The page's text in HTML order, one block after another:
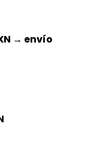
→ envío